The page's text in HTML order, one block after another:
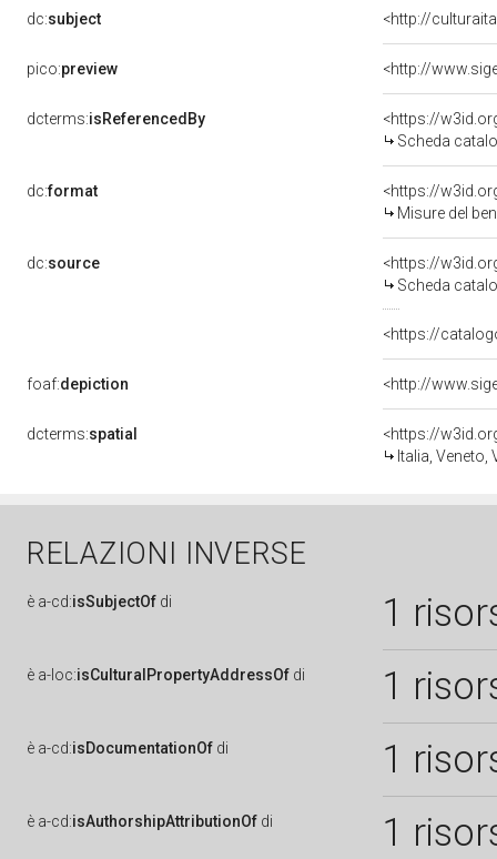
dc:subject <http://
pico:preview
dcterms:isReferencedBy
<https://
Scheda
dc:format
<https://
Misure del
dc:source
<https://
Scheda
<https://
foaf:depiction
dcterms:spatial
<https://
Italia, Veneto,
RELAZIONI INVERSE
è a-cd:isSubjectOf di 1
è a-loc:isCulturalPropertyAddressOf di 1
è a-cd:isDocumentationOf di 1
è a-cd:isAuthorshipAttributionOf di 1